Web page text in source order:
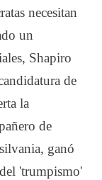
necesitan
un
Shapiro
de
la
de
ganó
'trumpismo'